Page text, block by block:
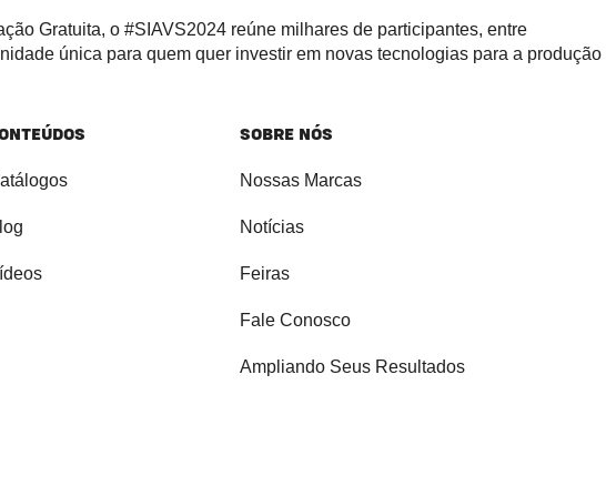
Gratuita, o #SIAVS2024 reúne milhares de participantes, entre
única para quem quer investir em novas tecnologias para a produção
SOBRE NÓS
Nossas Marcas
Notícias
Feiras
Fale Conosco
Ampliando Seus Resultados